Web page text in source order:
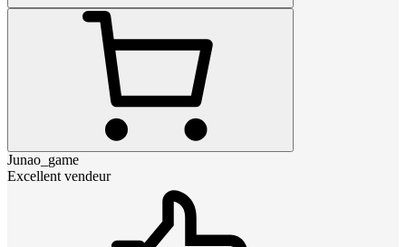
Junao_game
Excellent vendeur